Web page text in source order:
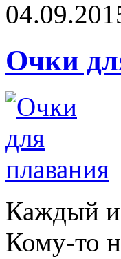
Очки
Каждый
Кому-то